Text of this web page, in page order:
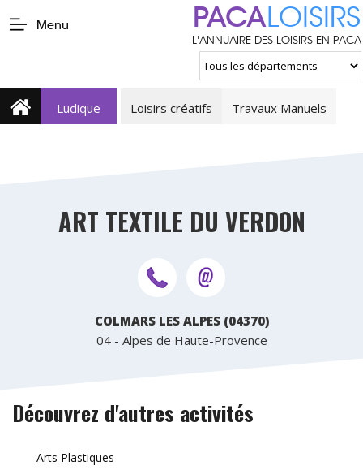
Menu PACALOISIRS
L'ANNUAIRE DES LOISIRS EN PACA
Ludique Loisirs créatifs Travaux Manuels
ART TEXTILE DU VERDON
COLMARS LES ALPES (04370)
04 - Alpes de Haute-Provence
Découvrez d'autres activités
Arts Plastiques